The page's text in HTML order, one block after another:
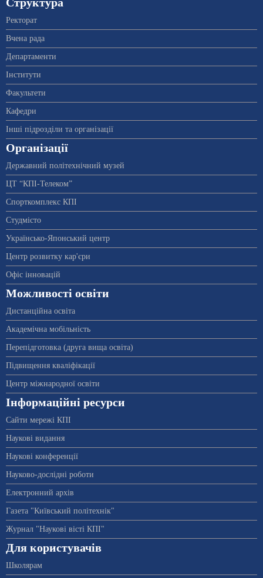
Структура
Ректорат
Вчена рада
Департаменти
Інститути
Факультети
Кафедри
Інші підрозділи та організації
Організації
Державний політехнічний музей
ЦТ “КПІ-Телеком”
Спорткомплекс КПІ
Студмісто
Українсько-Японський центр
Центр розвитку кар'єри
Офіс інновацій
Можливості освіти
Дистанційна освіта
Академічна мобільність
Перепідготовка (друга вища освіта)
Підвищення кваліфікації
Центр міжнародної освіти
Інформаційні ресурси
Сайти мережі КПІ
Наукові видання
Наукові конференції
Науково-дослідні роботи
Електронний архів
Газета "Київський політехнік"
Журнал "Наукові вісті КПІ"
Для користувачів
Школярам